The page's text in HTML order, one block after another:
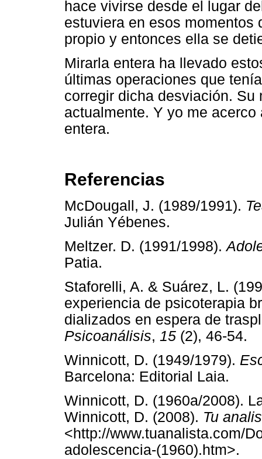
hace vivirse desde el lugar
estuviera en esos momentos
propio y entonces ella se
Mirarla entera ha llevado
últimas operaciones que
corregir dicha desviación.
actualmente. Y yo me
entera.
Referencias
McDougall, J. (1989/1991).
Julián Yébenes.
Meltzer. D. (1991/1998).
Patia.
Staforelli, A. & Suárez, L.
experiencia de psicoterapia
dializados en espera de
Psicoanálisis, 15 (2), 46-54.
Winnicott, D. (1949/1979).
Barcelona: Editorial Laia.
Winnicott, D. (1960a/2008).
Winnicott, D. (2008). Tu
<http://www.tuanalista.com/
adolescencia-(1960).htm>.